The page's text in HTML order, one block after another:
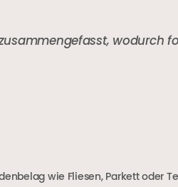
wodurch
wie Fliesen, Parkett oder